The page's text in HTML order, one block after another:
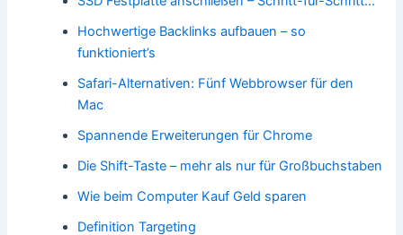
Hochwertige Backlinks aufbauen – so
funktioniert’s
Safari-Alternativen: Fünf Webbrowser für den
Mac
Spannende Erweiterungen für Chrome
Die Shift-Taste – mehr als nur für Großbuchstaben
Wie beim Computer Kauf Geld sparen
Definition Targeting